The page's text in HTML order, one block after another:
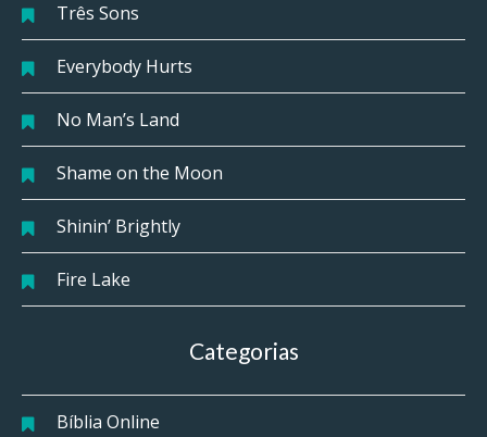
Três Sons
Everybody Hurts
No Man’s Land
Shame on the Moon
Shinin’ Brightly
Fire Lake
Categorias
Bíblia Online